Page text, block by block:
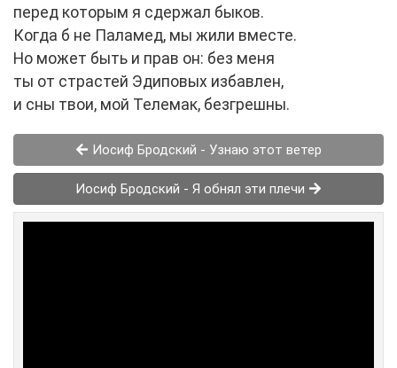
перед которым я сдержал быков.
Когда б не Паламед, мы жили вместе.
Но может быть и прав он: без меня
ты от страстей Эдиповых избавлен,
и сны твои, мой Телемак, безгрешны.
Иосиф Бродский - Узнаю этот ветер
Иосиф Бродский - Я обнял эти плечи